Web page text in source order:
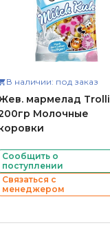
В наличии: под заказ
мармелад Trolli
Молочные
Сообщить о
поступлении
Связаться с
менеджером